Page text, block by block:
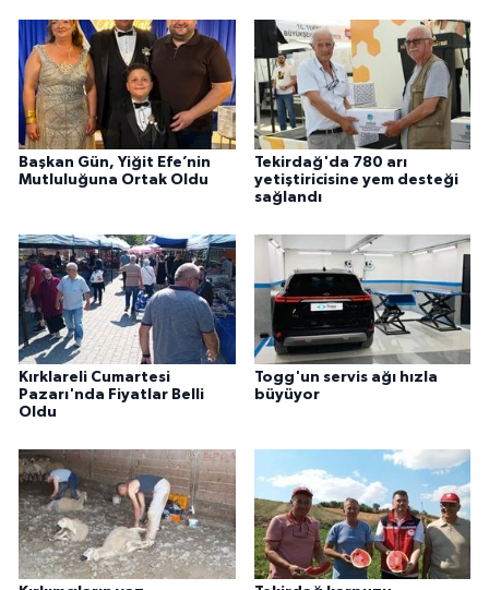
Başkan Gün, Yiğit Efe’nin
Mutluluğuna Ortak Oldu
Tekirdağ'da 780 arı
yetiştiricisine yem desteği
sağlandı
Kırklareli Cumartesi
Pazarı'nda Fiyatlar Belli
Oldu
Togg'un servis ağı hızla
büyüyor